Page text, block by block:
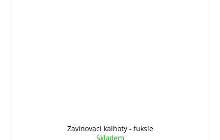
Zavinovací kalhoty - fuksie
Skladem